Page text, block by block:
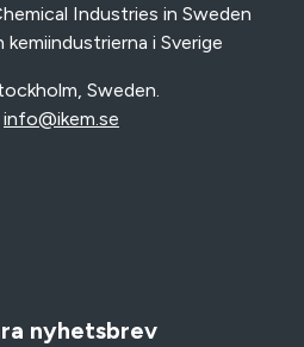
Industries in Sweden
i Sverige
Sweden.
info@ikem.se
nyhetsbrev